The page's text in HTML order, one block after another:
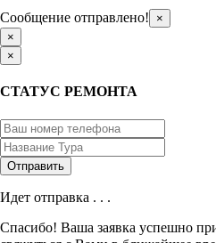
Сообщение отправлено!
×
×
×
СТАТУС РЕМОНТА
Идет отправка . . .
Спасибо! Ваша заявка успешно